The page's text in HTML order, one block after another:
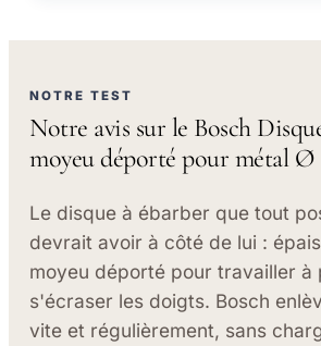
NOTRE TEST
Notre avis sur le Bosch
moyeu déporté pour métal Ø
Le disque à ébarber que tout
devrait avoir à côté de lui :
moyeu déporté pour travailler à
s'écraser les doigts. Bosch
vite et régulièrement, sans